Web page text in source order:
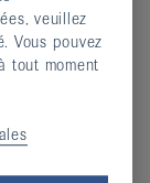
vous
veuillez
Vous pouvez
tout moment